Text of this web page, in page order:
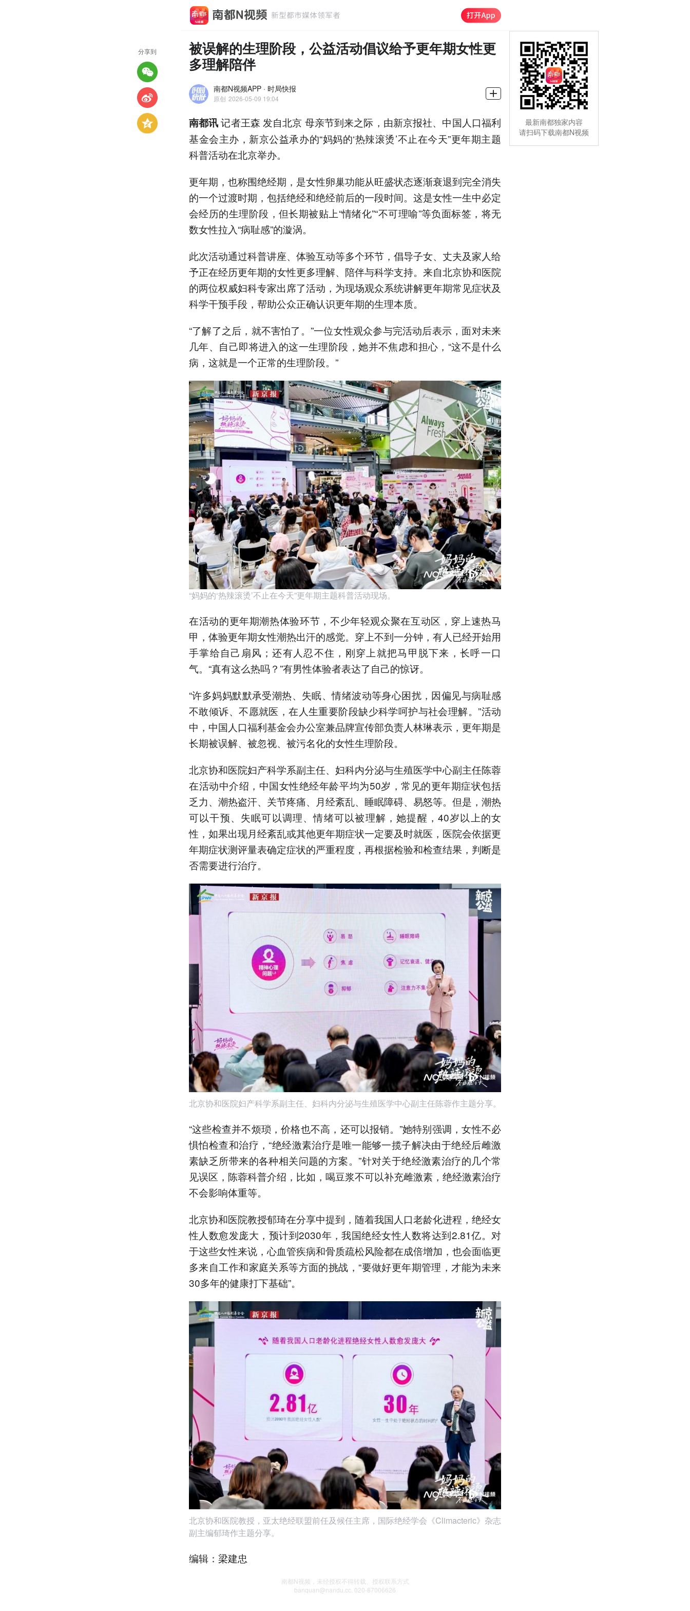
被误解的生理阶段，公益活动倡议给予更年期女性更
多理解陪伴
南都N视频APP · 时局快报
原创 2026-05-09 19:04
南都讯记者王森 发自北京 母亲节到来之际，由新京报社、中国人口福利
基金会主办，新京公益承办的“妈妈的‘热辣滚烫’不止在今天”更年期主题
科普活动在北京举办。
更年期，也称围绝经期，是女性卵巢功能从旺盛状态逐渐衰退到完全消失
的一个过渡时期，包括绝经和绝经前后的一段时间。这是女性一生中必定
会经历的生理阶段，但长期被贴上“情绪化”“不可理喻”等负面标签，将无
数女性拉入“病耻感”的漩涡。
此次活动通过科普讲座、体验互动等多个环节，倡导子女、丈夫及家人给
予正在经历更年期的女性更多理解、陪伴与科学支持。来自北京协和医院
的两位权威妇科专家出席了活动，为现场观众系统讲解更年期常见症状及
科学干预手段，帮助公众正确认识更年期的生理本质。
“了解了之后，就不害怕了。”一位女性观众参与完活动后表示，面对未来
几年、自己即将进入的这一生理阶段，她并不焦虑和担心，“这不是什么
病，这就是一个正常的生理阶段。”
“妈妈的‘热辣滚烫’不止在今天”更年期主题科普活动现场。
在活动的更年期潮热体验环节，不少年轻观众聚在互动区，穿上速热马
甲，体验更年期女性潮热出汗的感觉。穿上不到一分钟，有人已经开始用
手掌给自己扇风；还有人忍不住，刚穿上就把马甲脱下来，长呼一口
气。“真有这么热吗？”有男性体验者表达了自己的惊讶。
“许多妈妈默默承受潮热、失眠、情绪波动等身心困扰，因偏见与病耻感
不敢倾诉、不愿就医，在人生重要阶段缺少科学呵护与社会理解。”活动
中，中国人口福利基金会办公室兼品牌宣传部负责人林琳表示，更年期是
长期被误解、被忽视、被污名化的女性生理阶段。
北京协和医院妇产科学系副主任、妇科内分泌与生殖医学中心副主任陈蓉
在活动中介绍，中国女性绝经年龄平均为50岁，常见的更年期症状包括
乏力、潮热盗汗、关节疼痛、月经紊乱、睡眠障碍、易怒等。但是，潮热
可以干预、失眠可以调理、情绪可以被理解，她提醒，40岁以上的女
性，如果出现月经紊乱或其他更年期症状一定要及时就医，医院会依据更
年期症状测评量表确定症状的严重程度，再根据检验和检查结果，判断是
否需要进行治疗。
北京协和医院妇产科学系副主任、妇科内分泌与生殖医学中心副主任陈蓉作主题分享。
“这些检查并不烦琐，价格也不高，还可以报销。”她特别强调，女性不必
惧怕检查和治疗，“绝经激素治疗是唯一能够一揽子解决由于绝经后雌激
素缺乏所带来的各种相关问题的方案。”针对关于绝经激素治疗的几个常
见误区，陈蓉科普介绍，比如，喝豆浆不可以补充雌激素，绝经激素治疗
不会影响体重等。
北京协和医院教授郁琦在分享中提到，随着我国人口老龄化进程，绝经女
性人数愈发庞大，预计到2030年，我国绝经女性人数将达到2.81亿。对
于这些女性来说，心血管疾病和骨质疏松风险都在成倍增加，也会面临更
多来自工作和家庭关系等方面的挑战，“要做好更年期管理，才能为未来
30多年的健康打下基础”。
北京协和医院教授，亚太绝经联盟前任及候任主席，国际绝经学会《Climacteric》杂志
副主编郁琦作主题分享。
编辑：梁建忠
南都N视频，未经授权不得转载、授权联系方式
banquan@nandu.cc. 020-87006626
分享到
最新南都独家内容
请扫码下载南都N视频